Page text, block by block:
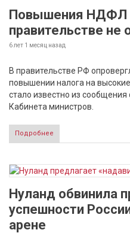
Повышения НДФЛ
правительстве не
6 лет 1 месяц назад
В правительстве РФ
повышении налога на
стало известно из
Кабинета министров.
Подробнее
Нуланд обвинила
успешности
арене